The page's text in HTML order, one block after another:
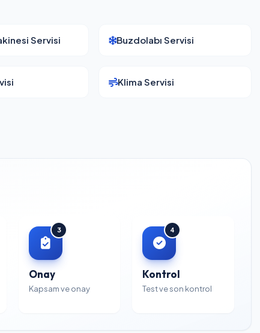
Servisi Buzdolabı Servisi
Klima Servisi
3
Onay
Kapsam ve onay
4
Kontrol
Test ve son kontrol